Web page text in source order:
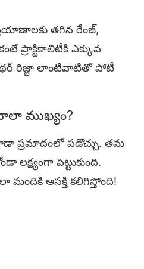
తగిన రేంజ్,
ప్రాక్టికాలిటీకి ఎక్కువ
ఏథర్ రిజ్టా లాంటివాటితో పోటీ
ముఖ్యం?
ప్రమాదంలో పడొచ్చు. తమ
పెట్టుకుంది.
ఆసక్తి కలిగిస్తోంది!